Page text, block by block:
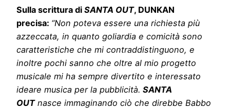
Sulla scrittura di SANTA OUT, DUNKAN
precisa: “Non poteva essere una richiesta più
azzeccata, in quanto goliardia e comicità sono
caratteristiche che mi contraddistinguono, e
inoltre pochi sanno che oltre al mio progetto
musicale mi ha sempre divertito e interessato
ideare musica per la pubblicità. SANTA
OUTnasce immaginando ciò che direbbe Babbo